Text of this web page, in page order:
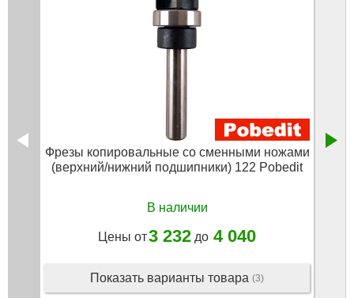
Фрезы копировальные со сменными ножами
(верхний/нижний подшипники) 122 Pobedit
В наличии
Цены от3 232 до 4 040
Показать варианты товара (3)